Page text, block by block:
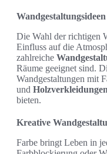
Die Wahl der richtigen
Einfluss auf die
zahlreiche
Räume geeignet sind.
Wandgestaltungen mit
und Holzverkleidungen
bieten.
Kreative
Farbe bringt Leben in